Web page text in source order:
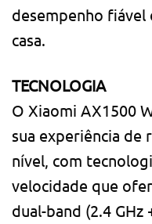
desempenho fiável
casa.
TECNOLOGIA
O Xiaomi AX1500
sua experiência de
nível, com
velocidade que
dual-band (2.4 GHz